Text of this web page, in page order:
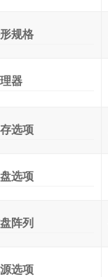
规格
器
选项
选项
阵列
选项